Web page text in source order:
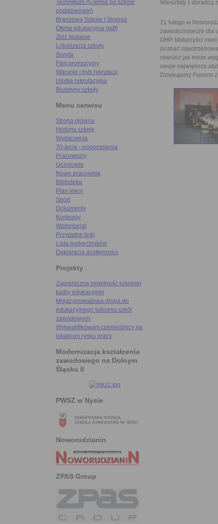
Technikum (5-letnie po szkole
podstawowej)
Branżowa Szkoła I Stopnia
Oferta edukacyjna (pdf)
Złóż podanie
Lokalizacja szkoły
Sonda
Film promocyjny
Warunki i tryb rekrutacji
Ulotka rekrutacyjna
Biuletyny szkoły
Menu serwisu
Strona główna
Historia szkoły
Wydarzenia
70-lecie - wspomnienia
Pracownicy
Uczniowie
Nowe pracownie
Biblioteka
Plan lekcji
Sport
Dokumenty
Konkursy
Wolontariat
Przydatne linki
Lista podręczników
Deklaracja dostępności
Projekty
Zagraniczna mobilność szkolnej
kadry edukacyjnej
Międzypowiatowa droga do
edukacyjnego sukcesu szkół
zawodowych
Wykwalifikowani rzemieślnicy na
lokalnym rynku pracy
Modernizacja kształcenia
zawodowego na Dolnym
Śląsku II
PWSZ w Nysie
Noworudzianin
ZPAS Group
Warsztaty z doradcą
21 lutego w
zawodoznawcze dla
OHP. Maturzyści
poznać
również jak może
swoje największe
Dziękujemy Paniom